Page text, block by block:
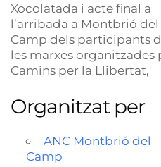
Xocolatada i acte final a
l’arribada a Montbrió del
Camp dels participants
les marxes organitzades
Camins per la Llibertat,
Organitzat per
ANC Montbrió del
Camp